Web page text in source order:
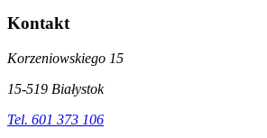
Kontakt
Korzeniowskiego 15
15-519 Białystok
Tel. 601 373 106